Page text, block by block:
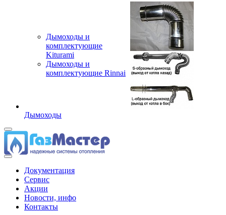
Дымоходы и
комплектующие
Kiturami
Дымоходы и
комплектующие Rinnai
Дымоходы
Документация
Сервис
Акции
Новости, инфо
Контакты